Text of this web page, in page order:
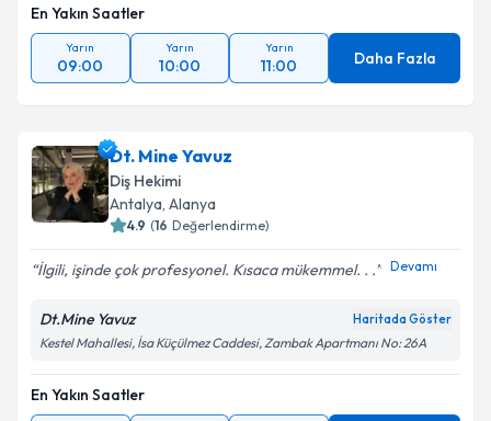
En Yakın Saatler
Yarın
09:00
Yarın
10:00
Yarın
11:00 Daha Fazla
Dt. Mine Yavuz
Diş Hekimi
Antalya, Alanya
4.9 (16 Değerlendirme)
İlgili, işinde çok profesyonel. Kısaca mükemmel. . . Devamı
Dt.Mine Yavuz Haritada Göster
Kestel Mahallesi, İsa Küçülmez Caddesi, Zambak Apartmanı No: 26A
En Yakın Saatler